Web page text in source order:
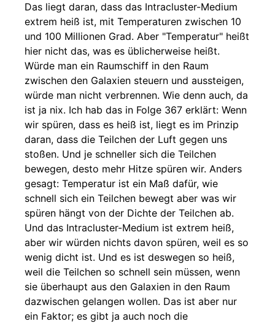
Das liegt daran, dass das Intracluster-Medium
extrem heiß ist, mit Temperaturen zwischen 10
und 100 Millionen Grad. Aber "Temperatur" heißt
hier nicht das, was es üblicherweise heißt.
Würde man ein Raumschiff in den Raum
zwischen den Galaxien steuern und aussteigen,
würde man nicht verbrennen. Wie denn auch, da
ist ja nix. Ich hab das in Folge 367 erklärt: Wenn
wir spüren, dass es heiß ist, liegt es im Prinzip
daran, dass die Teilchen der Luft gegen uns
stoßen. Und je schneller sich die Teilchen
bewegen, desto mehr Hitze spüren wir. Anders
gesagt: Temperatur ist ein Maß dafür, wie
schnell sich ein Teilchen bewegt aber was wir
spüren hängt von der Dichte der Teilchen ab.
Und das Intracluster-Medium ist extrem heiß,
aber wir würden nichts davon spüren, weil es so
wenig dicht ist. Und es ist deswegen so heiß,
weil die Teilchen so schnell sein müssen, wenn
sie überhaupt aus den Galaxien in den Raum
dazwischen gelangen wollen. Das ist aber nur
ein Faktor; es gibt ja auch noch die